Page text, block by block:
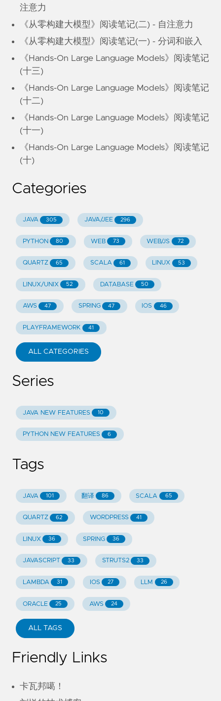
注意力
《从零构建大模型》阅读笔记(二) - 自注意力
《从零构建大模型》阅读笔记(一) - 分词和嵌入
《Hands-On Large Language Models》阅读笔记
(十三)
《Hands-On Large Language Models》阅读笔记
(十二)
《Hands-On Large Language Models》阅读笔记
(十一)
《Hands-On Large Language Models》阅读笔记
(十)
Categories
JAVA 305 JAVA/JEE 296
PYTHON 80 WEB 73 WEB/JS 72
QUARTZ 65 SCALA 61 LINUX 53
LINUX/UNIX 52 DATABASE 50
AWS 47 SPRING 47 IOS 46
PLAYFRAMEWORK 41
ALL CATEGORIES
Series
JAVA NEW FEATURES 10
PYTHON NEW FEATURES 6
Tags
JAVA 101 翻译 86 SCALA 65
QUARTZ 62 WORDPRESS 41
LINUX 36 SPRING 36
JAVASCRIPT 33 STRUTS2 33
LAMBDA 31 IOS 27 LLM 26
ORACLE 25 AWS 24
ALL TAGS
Friendly Links
卡瓦邦噶！